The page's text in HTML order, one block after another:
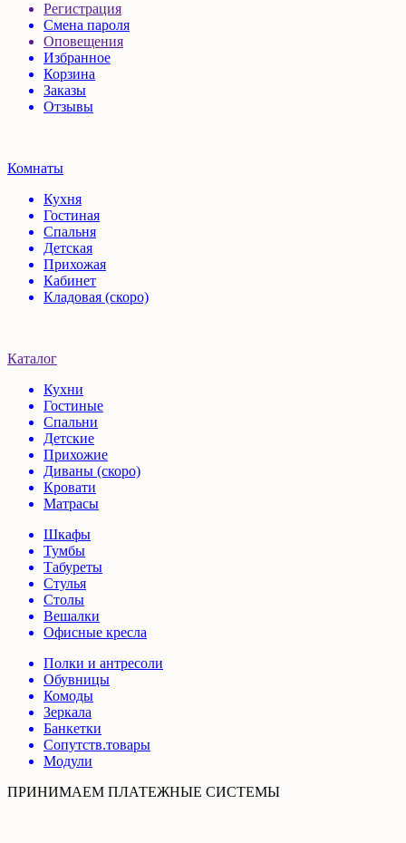
Регистрация
Смена пароля
Оповещения
Избранное
Корзина
Заказы
Отзывы
Комнаты
Кухня
Гостиная
Спальня
Детская
Прихожая
Кабинет
Кладовая (скоро)
Каталог
Кухни
Гостиные
Спальни
Детские
Прихожие
Диваны (скоро)
Кровати
Матрасы
Шкафы
Тумбы
Табуреты
Стулья
Столы
Вешалки
Офисные кресла
Полки и антресоли
Обувницы
Комоды
Зеркала
Банкетки
Сопутств.товары
Модули
ПРИНИМАЕМ ПЛАТЕЖНЫЕ СИСТЕМЫ